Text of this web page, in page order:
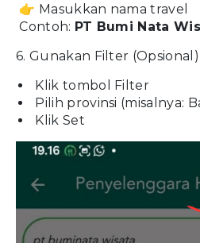
👉 Masukkan nama travel
Contoh: PT Bumi Nata
6. Gunakan Filter (Opsional)
Klik tombol Filter
Pilih provinsi (misalnya:
Klik Set